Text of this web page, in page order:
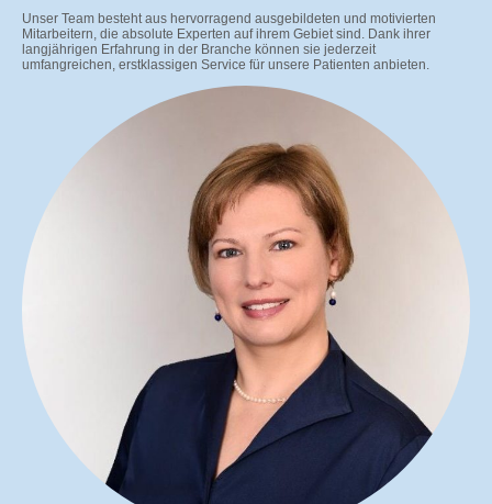
Unser Team besteht aus hervorragend ausgebildeten und motivierten
Mitarbeitern, die absolute Experten auf ihrem Gebiet sind. Dank ihrer
langjährigen Erfahrung in der Branche können sie jederzeit
umfangreichen, erstklassigen Service für unsere Patienten anbieten.